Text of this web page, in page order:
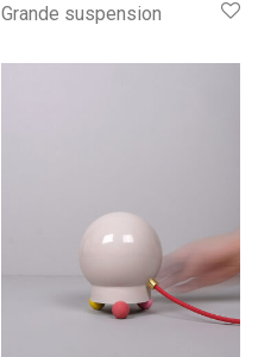
Grande suspension